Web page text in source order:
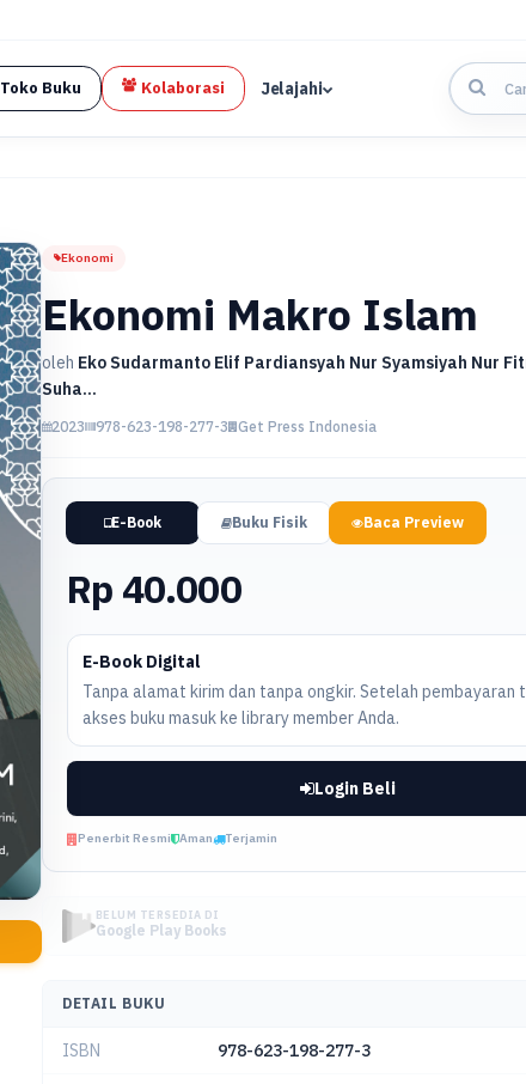
Toko Buku Kolaborasi Jelajahi
Ekonomi
Ekonomi Makro Islam
oleh Eko Sudarmanto Elif Pardiansyah Nur Syamsiyah Nur
Suha...
2023 978-623-198-277-3 Get Press Indonesia
E-Book Buku Fisik Baca Preview
Rp 40.000
E-Book Digital
Tanpa alamat kirim dan tanpa ongkir. Setelah pembayaran
akses buku masuk ke library member Anda.
Login Beli
Penerbit Resmi Aman Terjamin
BELUM TERSEDIA DI
Google Play Books
DETAIL BUKU
ISBN 978-623-198-277-3